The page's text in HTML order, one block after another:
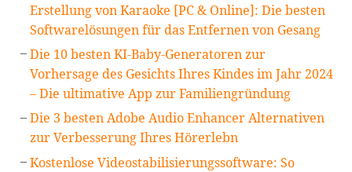
Erstellung von Karaoke [PC & Online]: Die besten
Softwarelösungen für das Entfernen von Gesang
Die 10 besten KI-Baby-Generatoren zur
Vorhersage des Gesichts Ihres Kindes im Jahr 2024
– Die ultimative App zur Familiengründung
Die 3 besten Adobe Audio Enhancer Alternativen
zur Verbesserung Ihres Hörerlebn
Kostenlose Videostabilisierungssoftware: So